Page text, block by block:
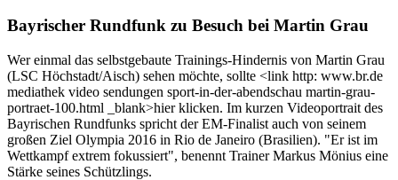
Bayrischer Rundfunk zu Besuch bei Martin Grau
Wer einmal das selbstgebaute Trainings-Hindernis von Martin Grau
(LSC Höchstadt/Aisch) sehen möchte, sollte <link http: www.br.de
mediathek video sendungen sport-in-der-abendschau martin-grau-
portraet-100.html _blank>hier klicken. Im kurzen Videoportrait des
Bayrischen Rundfunks spricht der EM-Finalist auch von seinem
großen Ziel Olympia 2016 in Rio de Janeiro (Brasilien). "Er ist im
Wettkampf extrem fokussiert", benennt Trainer Markus Mönius eine
Stärke seines Schützlings.